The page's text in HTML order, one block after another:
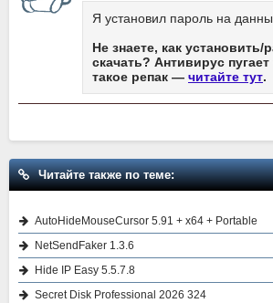
Я установил пароль на
Не знаете, как установить/
скачать? Антивирус
такое репак — читайте тут.
Читайте также по теме:
AutoHideMouseCursor 5.91 + x64 + Portable
NetSendFaker 1.3.6
Hide IP Easy 5.5.7.8
Secret Disk Professional 2026 324